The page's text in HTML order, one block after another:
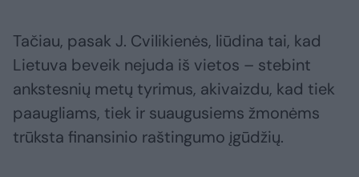
Tačiau, pasak J. Cvilikienės, liūdina tai, kad
Lietuva beveik nejuda iš vietos – stebint
ankstesnių metų tyrimus, akivaizdu, kad tiek
paaugliams, tiek ir suaugusiems žmonėms
trūksta finansinio raštingumo įgūdžių.